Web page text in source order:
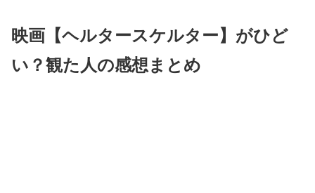
映画【ヘルタースケルター】がひど
い？観た人の感想まとめ